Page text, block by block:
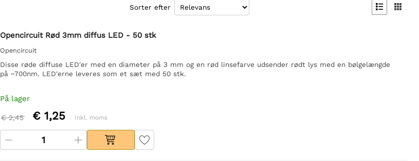
Sorter efter  
Opencircuit Rød 3mm diffus LED - 50 stk
Opencircuit
Disse røde diffuse LED'er med en diameter på 3 mm og en rød linsefarve udsender rødt lys med en bølgelængde
på ~700nm. LED'erne leveres som et sæt med 50 stk.
På lager
€ 2,45 € 1,25 Inkl. moms